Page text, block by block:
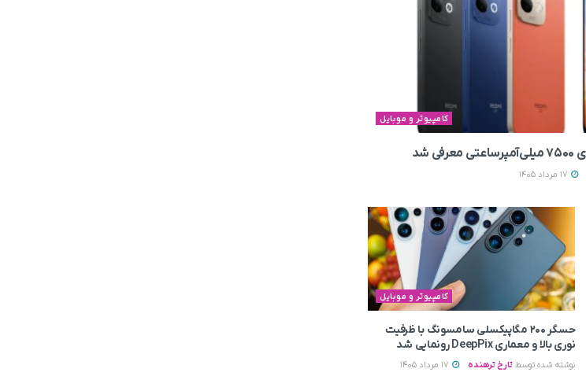
کامپیوتر و موبایل
کامپیوتر و موبایل
حسگر ۲۰۰ مگاپیکسلی سامسونگ با ظرفیت
نوری بالا و معماری DeepPix رونمایی شد
نوشته شده توسط تارخ ترهنده